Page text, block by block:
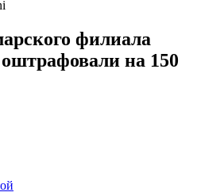
филиала
оштрафовали на 150